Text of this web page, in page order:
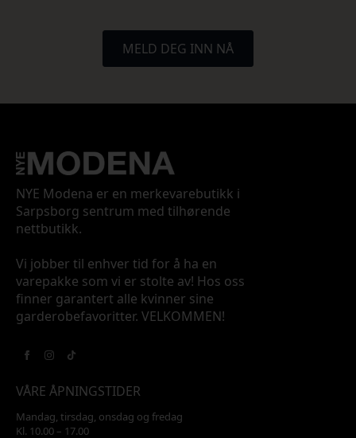
MELD DEG INN NÅ
NYE Modena er en merkevarebutikk i
Sarpsborg sentrum med tilhørende
nettbutikk.
Vi jobber til enhver tid for å ha en
varepakke som vi er stolte av! Hos oss
finner garantert alle kvinner sine
garderobefavoritter. VELKOMMEN!
VÅRE ÅPNINGSTIDER
Mandag, tirsdag, onsdag og fredag
Kl. 10.00 – 17.00